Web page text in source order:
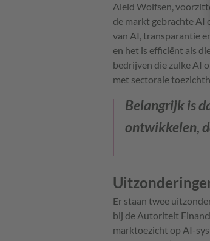
Aleid Wolfsen,
de markt gebrachte AI
van AI, transparantie
en het is efficiënt als
bedrijven die zulke AI
met sectorale
Belangrijk is
ontwikkelen,
Er staan twee
bij de Autoriteit
marktoezicht op AI-